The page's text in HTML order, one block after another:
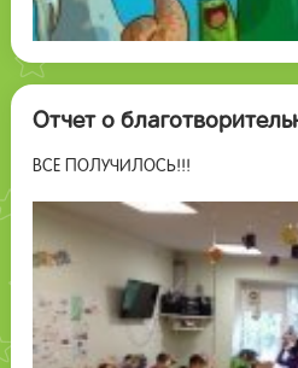
Отчет о
ВСЕ ПОЛУЧИЛОСЬ!!!